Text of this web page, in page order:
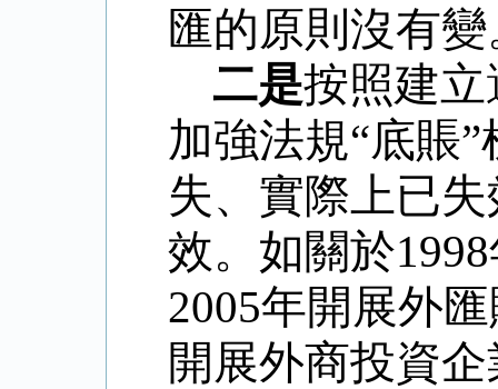
匯的原則沒有變
二是按照建
加強法規“底賬
失、實際上已
效。如關於1998
2005年開展外
開展外商投資